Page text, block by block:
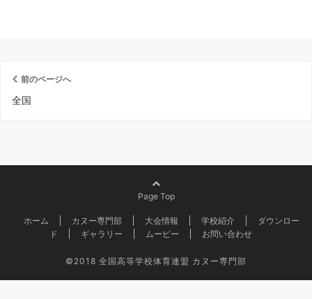
前のページへ
全国
Page Top
ホーム カヌー専門部 大会情報 学校紹介
ダウンロー
ド
ギャラリー ムービー お問い合わせ
©2018 全国高等学校体育連盟 カヌー専門部